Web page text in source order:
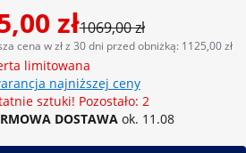
zł1069,00 zł
cena w zł z 30 dni przed obniżką: 1125,00 zł
limitowana
najniższej ceny
sztuki! Pozostało: 2
DOSTAWA ok. 11.08